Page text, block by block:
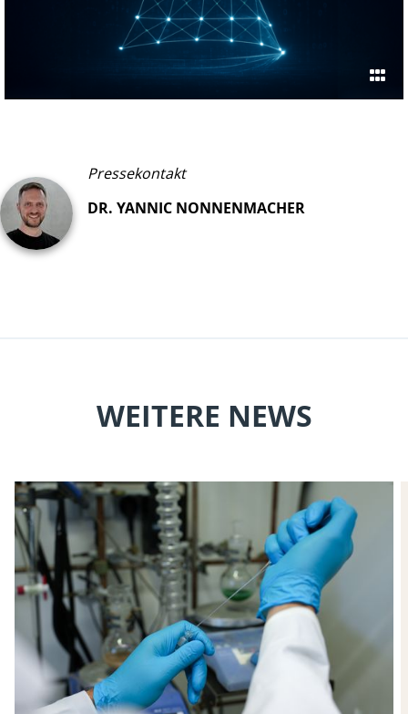
Pressekontakt
DR. YANNIC NONNENMACHER
WEITERE NEWS